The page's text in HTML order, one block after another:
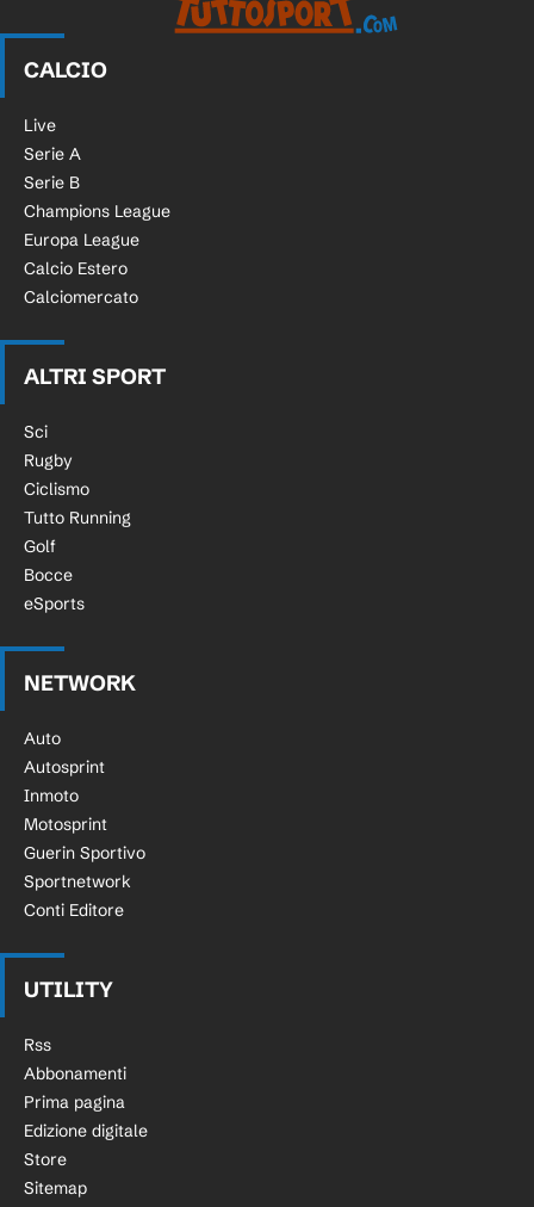
CALCIO
Live
Serie A
Serie B
Champions League
Europa League
Calcio Estero
Calciomercato
ALTRI SPORT
Sci
Rugby
Ciclismo
Tutto Running
Golf
Bocce
eSports
NETWORK
Auto
Autosprint
Inmoto
Motosprint
Guerin Sportivo
Sportnetwork
Conti Editore
UTILITY
Rss
Abbonamenti
Prima pagina
Edizione digitale
Store
Sitemap